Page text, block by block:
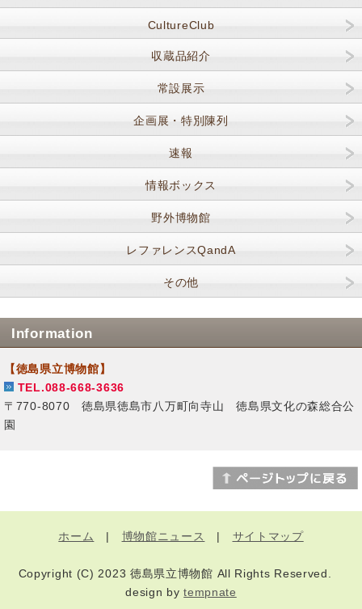
CultureClub
収蔵品紹介
常設展示
企画展・特別陳列
速報
情報ボックス
野外博物館
レファレンスQandA
その他
Information
【徳島県立博物館】
TEL.088-668-3636
〒770-8070 徳島県徳島市八万町向寺山 徳島県文化の森総合公
園
ホーム | 博物館ニュース | サイトマップ
Copyright (C) 2023 徳島県立博物館 All Rights Reserved.
design bytempnate